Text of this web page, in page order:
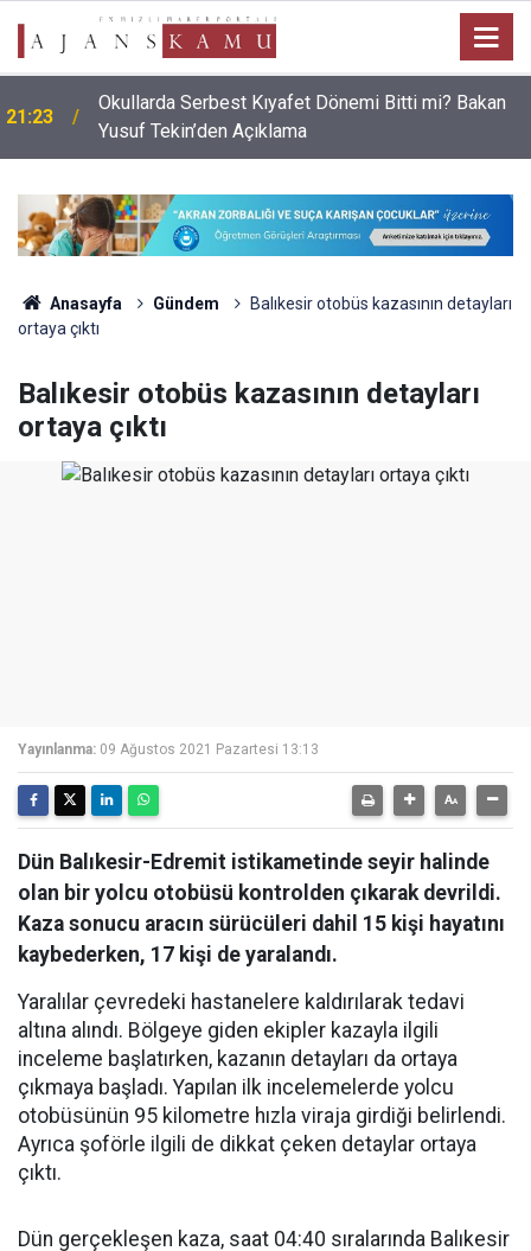
21:23
Okullarda Serbest Kıyafet Dönemi Bitti mi? Bakan
Yusuf Tekin’den Açıklama
Anasayfa Gündem
Balıkesir otobüs kazasının detayları
ortaya çıktı
Balıkesir otobüs kazasının detayları
ortaya çıktı
Yayınlanma: 09 Ağustos 2021 Pazartesi 13:13
Dün Balıkesir-Edremit istikametinde seyir halinde
olan bir yolcu otobüsü kontrolden çıkarak devrildi.
Kaza sonucu aracın sürücüleri dahil 15 kişi hayatını
kaybederken, 17 kişi de yaralandı.
Yaralılar çevredeki hastanelere kaldırılarak tedavi
altına alındı. Bölgeye giden ekipler kazayla ilgili
inceleme başlatırken, kazanın detayları da ortaya
çıkmaya başladı. Yapılan ilk incelemelerde yolcu
otobüsünün 95 kilometre hızla viraja girdiği belirlendi.
Ayrıca şoförle ilgili de dikkat çeken detaylar ortaya
çıktı.
Dün gerçekleşen kaza, saat 04:40 sıralarında Balıkesir